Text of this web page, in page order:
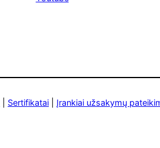
Sertifikatai Įrankiai užsakymų